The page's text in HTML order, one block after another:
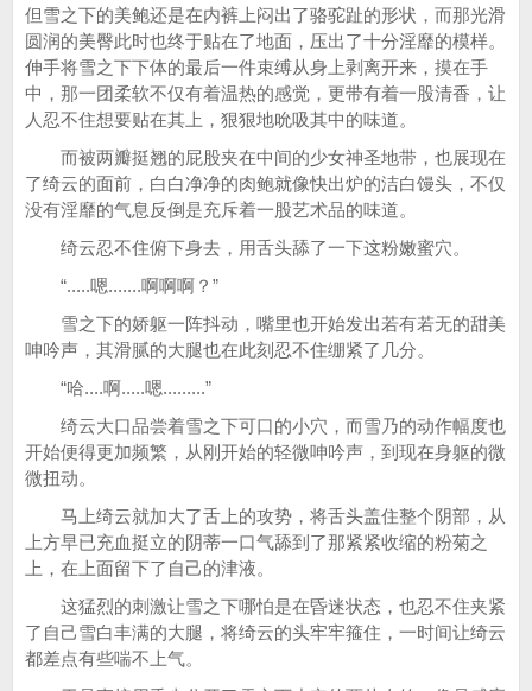
但雪之下的美鲍还是在内裤上闷出了骆驼趾的形状，而那光滑
圆润的美臀此时也终于贴在了地面，压出了十分淫靡的模样。
伸手将雪之下下体的最后一件束缚从身上剥离开来，摸在手
中，那一团柔软不仅有着温热的感觉，更带有着一股清香，让
人忍不住想要贴在其上，狠狠地吮吸其中的味道。
而被两瓣挺翘的屁股夹在中间的少女神圣地带，也展现在
了绮云的面前，白白净净的肉鲍就像快出炉的洁白馒头，不仅
没有淫靡的气息反倒是充斥着一股艺术品的味道。
绮云忍不住俯下身去，用舌头舔了一下这粉嫩蜜穴。
“.....嗯.......啊啊啊？”
雪之下的娇躯一阵抖动，嘴里也开始发出若有若无的甜美
呻吟声，其滑腻的大腿也在此刻忍不住绷紧了几分。
“哈....啊.....嗯.........”
绮云大口品尝着雪之下可口的小穴，而雪乃的动作幅度也
开始便得更加频繁，从刚开始的轻微呻吟声，到现在身躯的微
微扭动。
马上绮云就加大了舌上的攻势，将舌头盖住整个阴部，从
上方早已充血挺立的阴蒂一口气舔到了那紧紧收缩的粉菊之
上，在上面留下了自己的津液。
这猛烈的刺激让雪之下哪怕是在昏迷状态，也忍不住夹紧
了自己雪白丰满的大腿，将绮云的头牢牢箍住，一时间让绮云
都差点有些喘不上气。